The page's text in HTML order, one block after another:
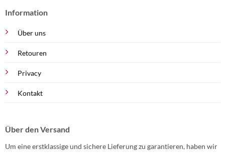
Information
Über uns
Retouren
Privacy
Kontakt
Über den Versand
Um eine erstklassige und sichere Lieferung zu garantieren, haben wir